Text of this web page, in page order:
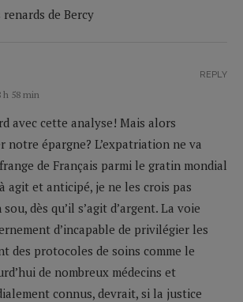
de Bercy
h 58 min
avec cette analyse! Mais alors
notre épargne? L’expatriation ne va
de Français parmi le gratin mondial
agit et anticipé, je ne les crois pas
dès qu’il s’agit d’argent. La voie
d’incapable de privilégier les
des protocoles de soins comme le
de nombreux médecins et
connus, devrait, si la justice
REPLY